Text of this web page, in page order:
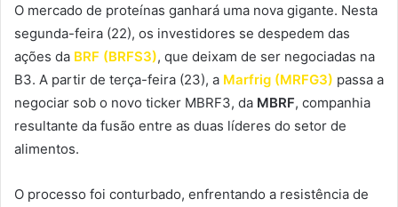
O mercado de proteínas ganhará uma nova gigante. Nesta
segunda-feira (22), os investidores se despedem das
ações da BRF (BRFS3), que deixam de ser negociadas na
B3. A partir de terça-feira (23), a Marfrig (MRFG3) passa a
negociar sob o novo ticker MBRF3, da MBRF, companhia
resultante da fusão entre as duas líderes do setor de
alimentos.
O processo foi conturbado, enfrentando a resistência de